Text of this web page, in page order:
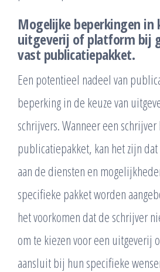
Mogelijke beperkingen in
uitgeverij of platform bij
vast publicatiepakket.
Een potentieel nadeel van
beperking in de keuze van
schrijvers. Wanneer een
publicatiepakket, kan het zijn
aan de diensten en
specifieke pakket worden
het voorkomen dat de schrijver
om te kiezen voor een uitgeverij
aansluit bij hun specifieke